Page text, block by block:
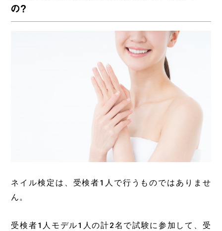
の？
ネイル検定は、受検者1人で行うものではありませ
ん。
受検者1人モデル1人の計2名で試験に参加して、受